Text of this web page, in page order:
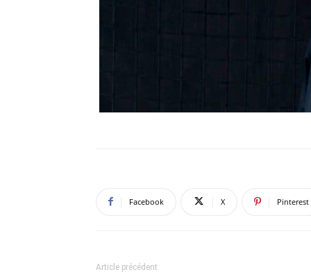
Facebook X Pinterest
Article précédent